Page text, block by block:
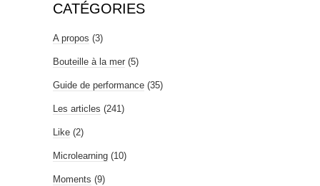
CATÉGORIES
A propos (3)
Bouteille à la mer (5)
Guide de performance (35)
Les articles (241)
Like (2)
Microlearning (10)
Moments (9)